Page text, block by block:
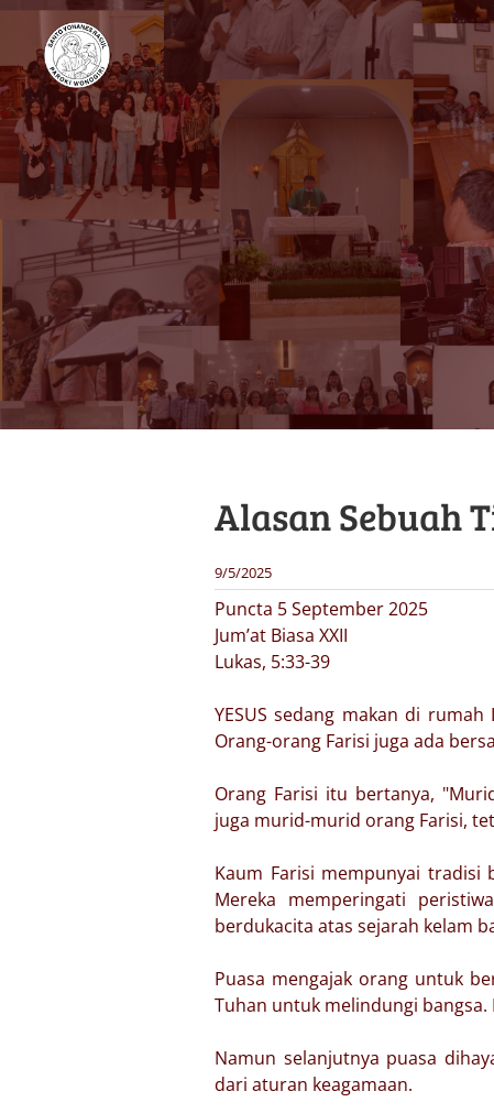
Alasan Sebuah
9/5/2025
Puncta 5 September 2025
Jum’at Biasa XXII
Lukas, 5:33-39
YESUS sedang makan di
Orang-orang Farisi juga ada
Orang Farisi itu bertanya,
juga murid-murid orang Farisi,
Kaum Farisi mempunyai tradisi
Mereka memperingati
berdukacita atas sejarah kelam
Puasa mengajak orang untuk
Tuhan untuk melindungi
Namun selanjutnya puasa
dari aturan keagamaan.